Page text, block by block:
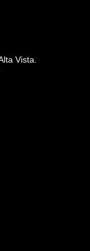
Vista.